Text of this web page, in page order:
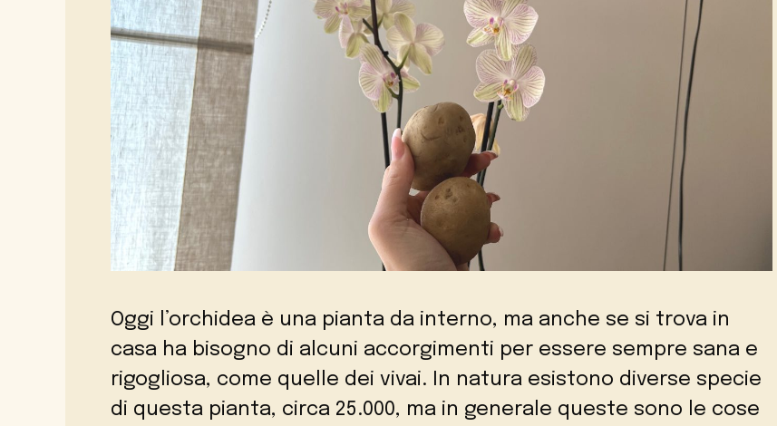
Oggi l’orchidea è una pianta da interno, ma anche se si trova in
casa ha bisogno di alcuni accorgimenti per essere sempre sana e
rigogliosa, come quelle dei vivai. In natura esistono diverse specie
di questa pianta, circa 25.000, ma in generale queste sono le cose